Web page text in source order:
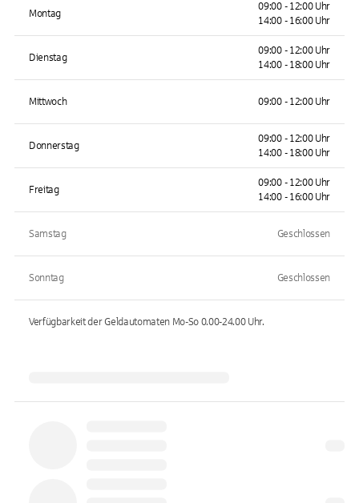
Montag
09:00 - 12:00 Uhr
14:00 - 16:00 Uhr
Dienstag
09:00 - 12:00 Uhr
14:00 - 18:00 Uhr
Mittwoch 09:00 - 12:00 Uhr
Donnerstag
09:00 - 12:00 Uhr
14:00 - 18:00 Uhr
Freitag
09:00 - 12:00 Uhr
14:00 - 16:00 Uhr
Samstag Geschlossen
Sonntag Geschlossen
Verfügbarkeit der Geldautomaten Mo-So 0.00-24.00Uhr.